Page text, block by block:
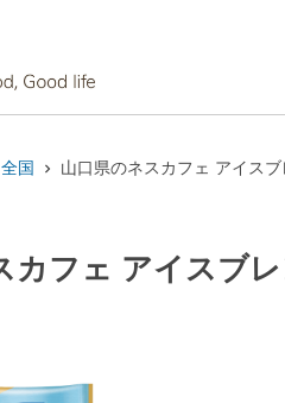
全国 山口県のネスカフェ アイス
カフェ アイスブ